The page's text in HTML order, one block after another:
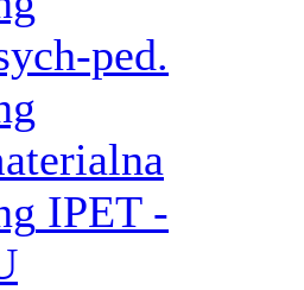
ped.
IPET -